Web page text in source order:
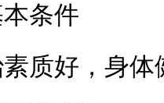
条件
素质好，身